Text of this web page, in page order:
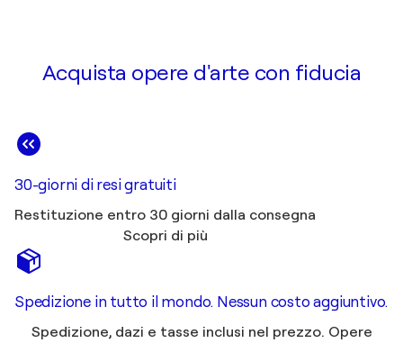
Acquista opere d'arte con fiducia
30-giorni di resi gratuiti
Restituzione entro 30 giorni dalla consegna
Scopri di più
Spedizione in tutto il mondo. Nessun costo aggiuntivo.
Spedizione, dazi e tasse inclusi nel prezzo. Opere